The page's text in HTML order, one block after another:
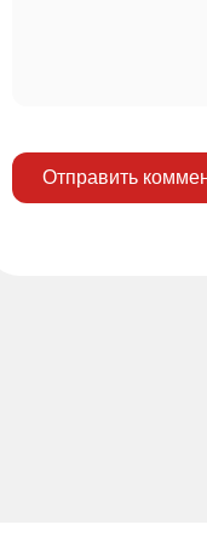
Отправить